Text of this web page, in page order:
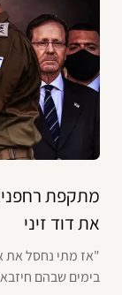
מתקפת
את דוד זיני
"אז מתי נחסל את
בימים שבהם